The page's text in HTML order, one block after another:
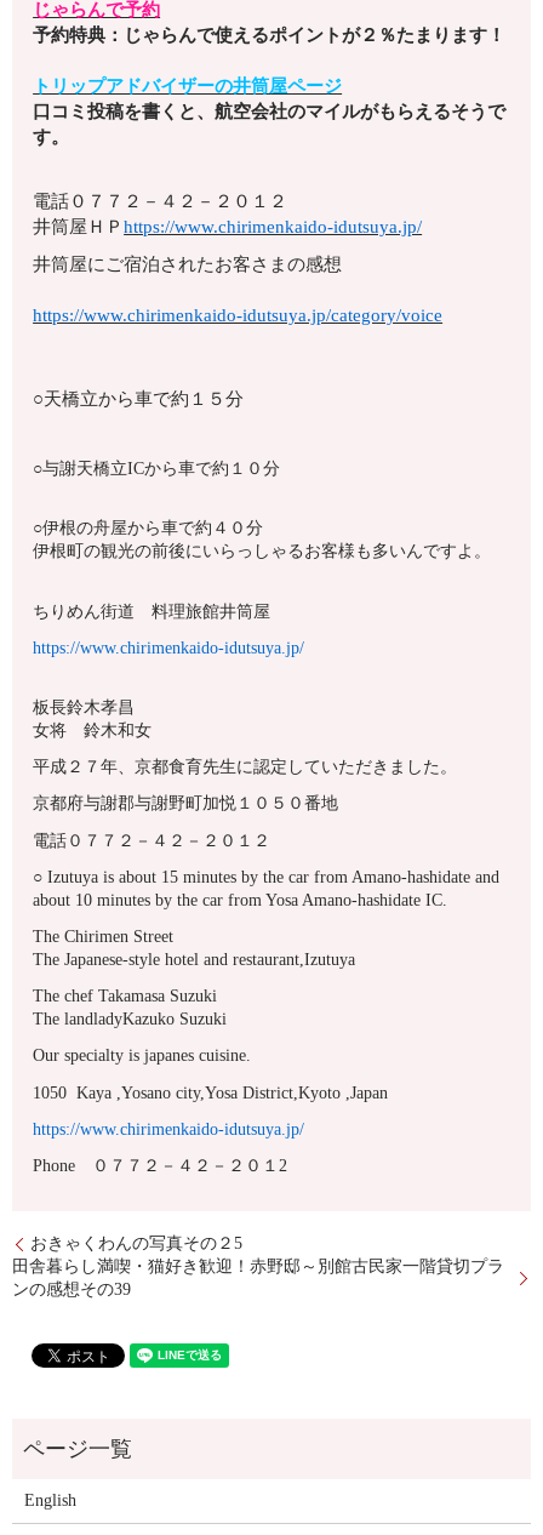
じゃらんで予約
予約特典：じゃらんで使えるポイントが２％たまります！
トリップアドバイザーの井筒屋ページ
口コミ投稿を書くと、航空会社のマイルがもらえるそうで
す。
電話０７７２－４２－２０１２
井筒屋ＨＰhttps://www.chirimenkaido-idutsuya.jp/
井筒屋にご宿泊されたお客さまの感想
https://www.chirimenkaido-idutsuya.jp/category/voice
○天橋立から車で約１５分
○与謝天橋立ICから車で約１０分
○伊根の舟屋から車で約４０分
伊根町の観光の前後にいらっしゃるお客様も多いんですよ。
ちりめん街道 料理旅館井筒屋
https://www.chirimenkaido-idutsuya.jp/
板長鈴木孝昌
女将 鈴木和女
平成２７年、京都食育先生に認定していただきました。
京都府与謝郡与謝野町加悦１０５０番地
電話０７７２－４２－２０１２
○ Izutuya is about 15 minutes by the car from Amano-hashidate and
about 10 minutes by the car from Yosa Amano-hashidate IC.
The Chirimen Street
The Japanese-style hotel and restaurant,Izutuya
The chef Takamasa Suzuki
The landladyKazuko Suzuki
Our specialty is japanes cuisine.
1050 Kaya ,Yosano city,Yosa District,Kyoto ,Japan
https://www.chirimenkaido-idutsuya.jp/
Phone ０７７２－４２－２０１2
おきゃくわんの写真その２5
田舎暮らし満喫・猫好き歓迎！赤野邸～別館古民家一階貸切プラ
ンの感想その39
English